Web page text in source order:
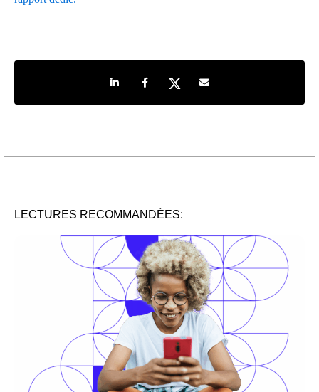
Share on LinkedIn
Share on Facebook
Share on TwitterShare by e-mail
LECTURES RECOMMANDÉES: